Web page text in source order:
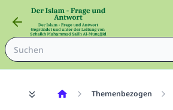
Themenbezogen